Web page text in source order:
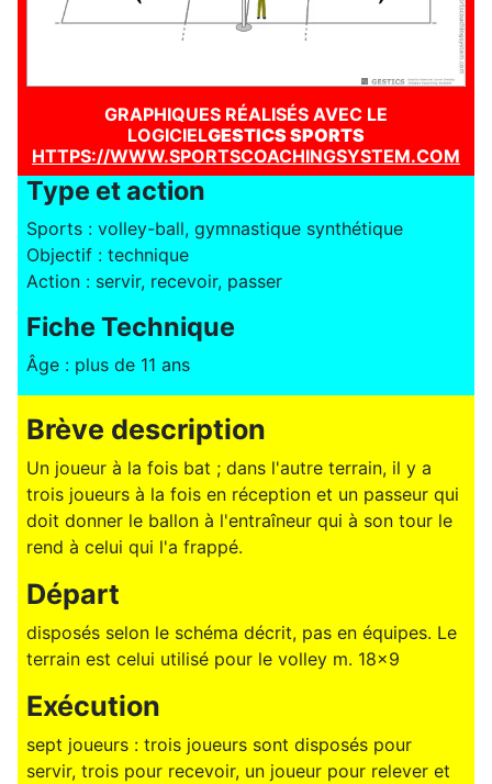
GRAPHIQUES RÉALISÉS AVEC LE
LOGICIELGESTICS SPORTS
HTTPS://WWW.SPORTSCOACHINGSYSTEM.COM
Type et action
Sports : volley-ball, gymnastique synthétique
Objectif : technique
Action : servir, recevoir, passer
Fiche Technique
Âge : plus de 11 ans
Brève description
Un joueur à la fois bat ; dans l'autre terrain, il y a
trois joueurs à la fois en réception et un passeur qui
doit donner le ballon à l'entraîneur qui à son tour le
rend à celui qui l'a frappé.
Départ
disposés selon le schéma décrit, pas en équipes. Le
terrain est celui utilisé pour le volley m. 18x9
Exécution
sept joueurs : trois joueurs sont disposés pour
servir, trois pour recevoir, un joueur pour relever et